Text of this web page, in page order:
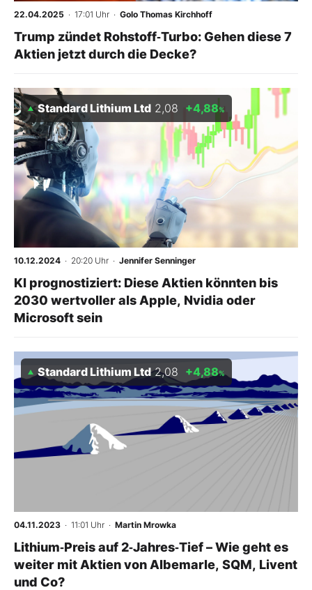
Mein Konto
Folgen Sie uns
Kontakt
22.04.2025 · 17:01 Uhr · Golo Thomas Kirchhoff
Trump zündet Rohstoff‑Turbo: Gehen diese 7
Aktien jetzt durch die Decke?
Standard Lithium Ltd 2,08 +4,88%
10.12.2024 · 20:20 Uhr · Jennifer Senninger
KI prognostiziert: Diese Aktien könnten bis
2030 wertvoller als Apple, Nvidia oder
Microsoft sein
Standard Lithium Ltd 2,08 +4,88%
04.11.2023 · 11:01 Uhr · Martin Mrowka
Lithium‑Preis auf 2‑Jahres‑Tief – Wie geht es
weiter mit Aktien von Albemarle, SQM, Livent
und Co?